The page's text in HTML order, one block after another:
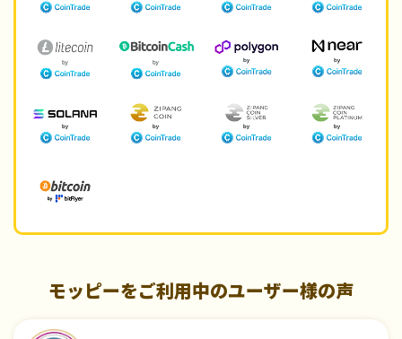
モッピーをご利用中のユーザー様の声